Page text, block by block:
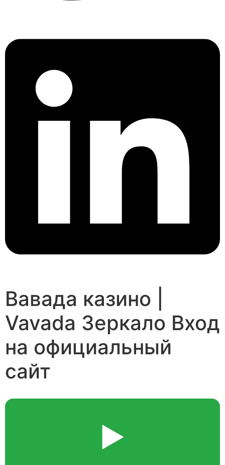
Вавада казино |
Vavada Зеркало Вход
на официальный
сайт
▶️